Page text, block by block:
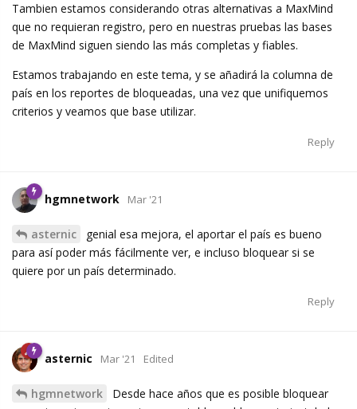
Tambien estamos considerando otras alternativas a MaxMind
que no requieran registro, pero en nuestras pruebas las bases
de MaxMind siguen siendo las más completas y fiables.
Estamos trabajando en este tema, y se añadirá la columna de
país en los reportes de bloqueadas, una vez que unifiquemos
criterios y veamos que base utilizar.
Reply
hgmnetwork Mar '21
asternic
genial esa mejora, el aportar el país es bueno
para así poder más fácilmente ver, e incluso bloquear si se
quiere por un país determinado.
Reply
asternic Mar '21 Edited
hgmnetwork
Desde hace años que es posible bloquear